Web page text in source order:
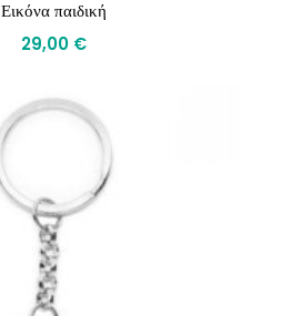
Εικόνα παιδική
29,00 €